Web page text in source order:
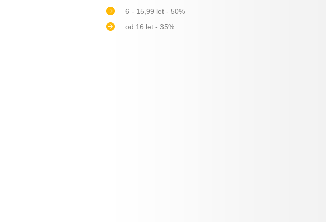
6 - 15,99 let - 50%
od 16 let - 35%